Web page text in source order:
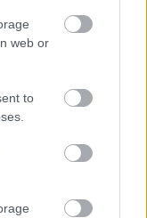
web or
to